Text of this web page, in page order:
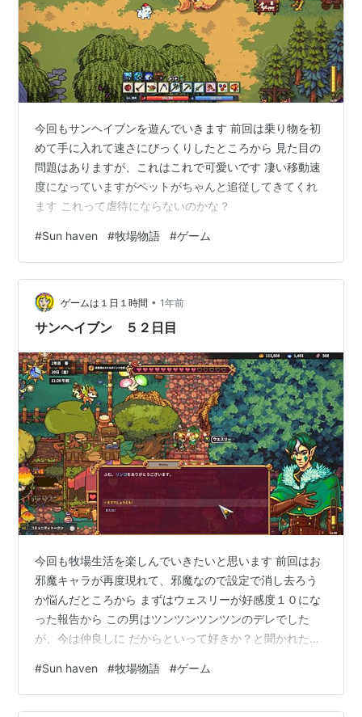
今回もサンヘイブンを遊んでいきます 前回は乗り物を初
めて手に入れて速さにびっくりしたところから 見た目の
問題はありますが、これはこれで可愛いです 凄い移動速
度になっていますがペットがちゃんと追従してきてくれ
ます これって虐待にならないのかな？
#Sun haven #牧場物語 #ゲーム
ゲームは１日１時間 • 1年前
サンヘイブン ５２日目
今回も牧場生活を楽しんでいきたいと思います 前回はお
邪魔キャラが再度現れて、邪魔なので設定で消し去ろう
か悩んだところから まずはウェスリーが好感度１０にな
った報告から この男はツンツンツンツンのデレでした
が、今は仲良しに だからといって好きか？と聞かれたら
#Sun haven #牧場物語 #ゲーム